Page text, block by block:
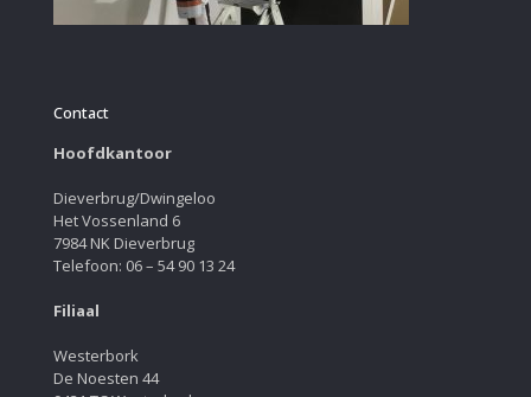
Contact
Hoofdkantoor
Dieverbrug/Dwingeloo
Het Vossenland 6
7984 NK Dieverbrug
Telefoon: 06 – 54 90 13 24
Filiaal
Westerbork
De Noesten 44